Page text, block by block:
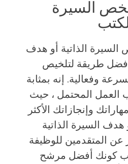
السيرة
الذاتية أو هدف
أفضل طريقة لتلخيص
وفعالية. إنه بمثابة
العمل المحتمل ، حيث
وإنجازاتك الأكثر
السيرة الذاتية
عن المتقدمين للوظيفة
كونك أفضل مرشح